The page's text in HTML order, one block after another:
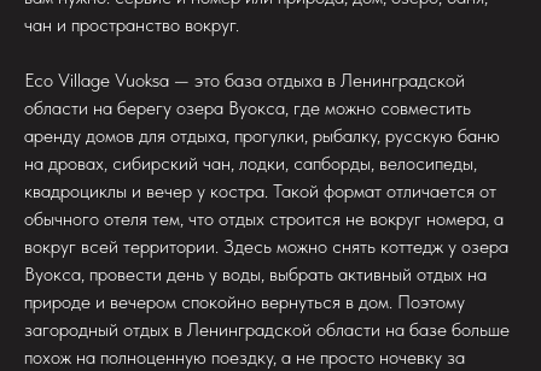
чан и пространство вокруг.
Eco Village Vuoksa — это база отдыха в Ленинградской
области на берегу озера Вуокса, где можно совместить
аренду домов для отдыха, прогулки, рыбалку, русскую баню
на дровах, сибирский чан, лодки, сапборды, велосипеды,
квадроциклы и вечер у костра. Такой формат отличается от
обычного отеля тем, что отдых строится не вокруг номера, а
вокруг всей территории. Здесь можно снять коттедж у озера
Вуокса, провести день у воды, выбрать активный отдых на
природе и вечером спокойно вернуться в дом. Поэтому
загородный отдых в Ленинградской области на базе больше
похож на полноценную поездку, а не просто ночевку за